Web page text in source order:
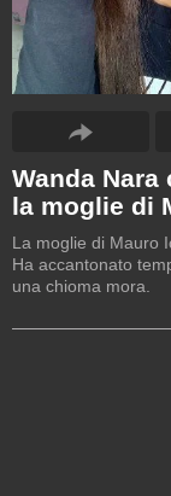
Wanda
la moglie di
La moglie di Mauro
Ha accantonato
una chioma mora.